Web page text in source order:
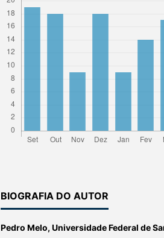
BIOGRAFIA DO AUTOR
Pedro Melo, Universidade Federal de